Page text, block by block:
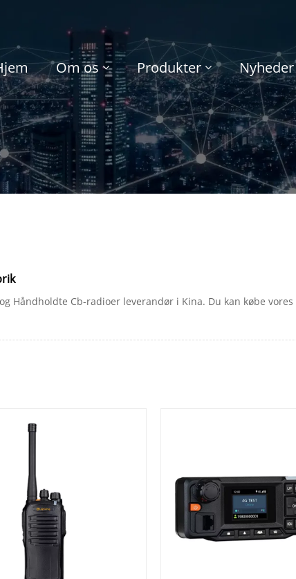
Om os Produkter Nyheder
Håndholdte Cb-radioer leverandør i Kina. Du kan købe